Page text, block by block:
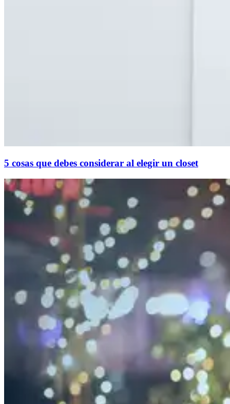
5 cosas que debes considerar al elegir un closet